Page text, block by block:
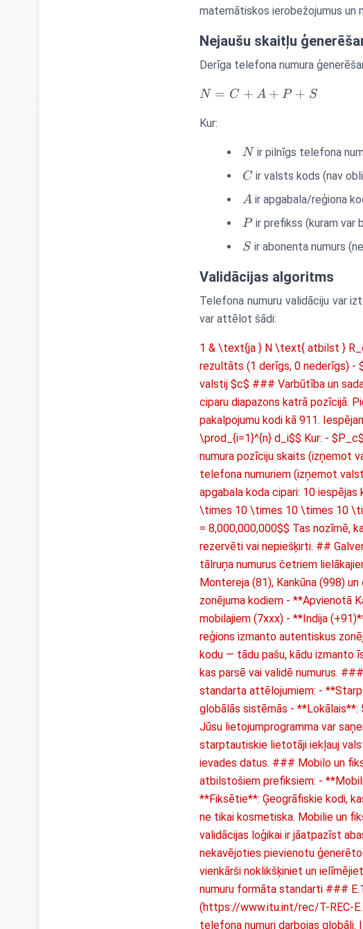
matemātiskos ierobežojumus un
Nejaušu skaitļu
Derīga telefona numura
N
C
N = C + A + P + S
Kur:
N
N ir pilnīgs telefona
C
C ir valsts kods (nav
A
A ir apgabala/reģiona
P
Pir prefikss (kuram var
S
S ir abonenta numurs
Validācijas algoritms
Telefona numuru validāciju var
var attēlot šādi:
1 & \text{ja } N \text{ atbilst }
rezultāts (1 derīgs, 0 nederīgs) -
valstij $c$ ### Varbūtība un
ciparu diapazons katrā pozīcijā.
pakalpojumu kodi kā 911.
\prod_{i=1}^{n} d_i$$ Kur: -
numura pozīciju skaits (izņemot
telefona numuriem (izņemot
apgabala koda cipari: 10
\times 10 \times 10 \times 10
= 8,000,000,000$$ Tas nozīmē,
rezervēti vai nepiešķirti. ##
tālruņa numurus četriem
Montereja (81), Kankūna (998)
zonējuma kodiem - **Apvienotā
mobilajiem (7xxx) - **Indija
reģions izmanto autentiskus
kodu — tādu pašu, kādu izmanto
kas parsē vai validē numurus.
standarta attēlojumiem: -
globālās sistēmās - **Lokālais**:
Jūsu lietojumprogramma var
starptautiskie lietotāji iekļauj
ievades datus. ### Mobilo un
atbilstošiem prefiksiem: -
**Fiksētie**: Ģeogrāfiskie kodi,
ne tikai kosmetiska. Mobilie un
validācijas loģikai ir jāatpazīst
nekavējoties pievienotu
vienkārši noklikšķiniet un
numuru formāta standarti ###
(https://www.itu.int/rec/T-REC-
telefona numuri darbojas